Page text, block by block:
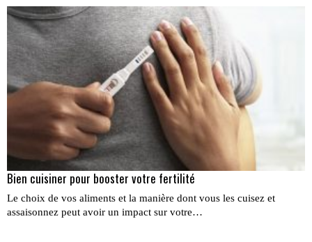
Bien cuisiner pour booster votre fertilité
Le choix de vos aliments et la manière dont vous les cuisez et
assaisonnez peut avoir un impact sur votre…